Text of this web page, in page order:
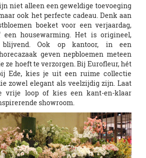
niet alleen een geweldige toevoeging
ook het perfecte cadeau. Denk aan
boeket voor een verjaardag,
een housewarming. Het is origineel,
blijvend. Ook op kantoor, in een
geven nepbloemen meteen
ze hoeft te verzorgen. Bij Eurofleur, hét
Ede, kies je uit een ruime collectie
zowel elegant als veelzijdig zijn. Laat
vrije loop of kies een kant-en-klaar
showroom.